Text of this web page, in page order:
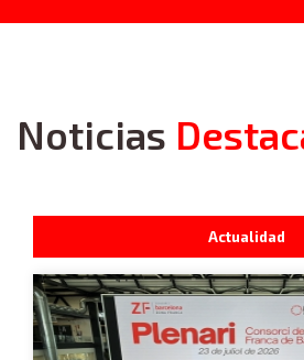
Noticias
Actualidad